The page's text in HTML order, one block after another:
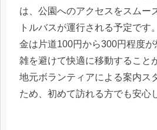
は、公園へのアクセスをスムー
トルバスが運行される予定です
金は片道100円から300円程度
雑を避けて快適に移動すること
地元ボランティアによる案内ス
ため、初めて訪れる方でも安心